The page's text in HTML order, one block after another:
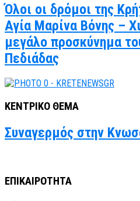
Όλοι οι δρόμοι της
Αγία Μαρίνα Βόνης –
μεγάλο προσκύνημα
Πεδιάδας
ΚΕΝΤΡΙΚΟ ΘΕΜΑ
Συναγερμός στην
ΕΠΙΚΑΙΡΟΤΗΤΑ